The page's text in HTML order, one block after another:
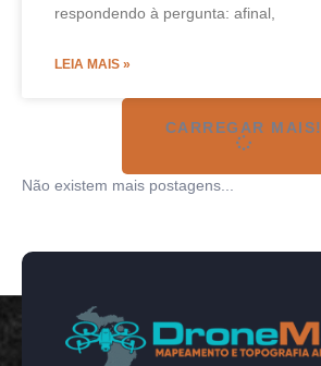
respondendo à pergunta: afinal,
LEIA MAIS »
CARREGAR MAIS!
Não existem mais postagens...